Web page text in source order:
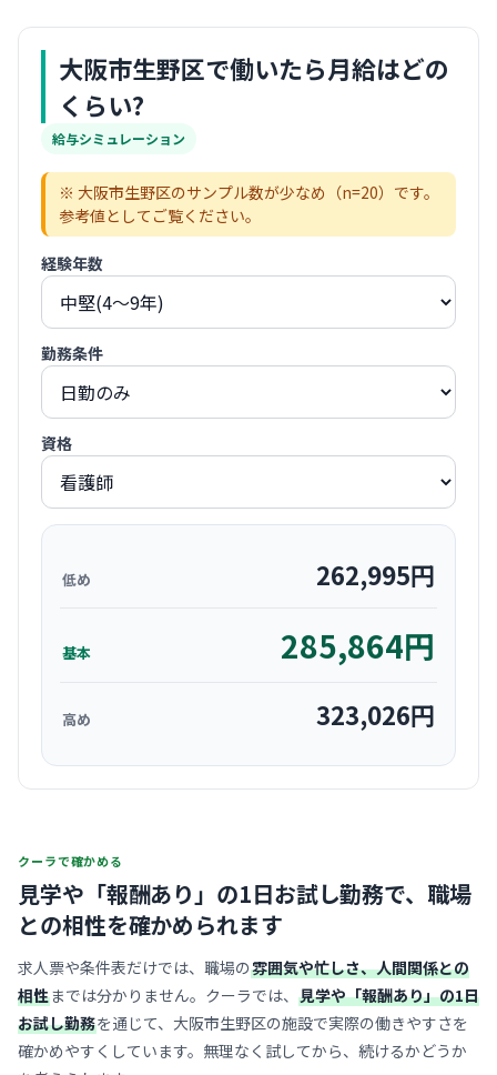
大阪市生野区で働いたら月給はどの
くらい?
給与シミュレーション
※ 大阪市生野区のサンプル数が少なめ（n=20）です。
参考値としてご覧ください。
経験年数
勤務条件
資格
低め 262,995円
基本 285,864円
高め 323,026円
クーラで確かめる
見学や「報酬あり」の1日お試し勤務で、 職場
との相性を確かめられます
求人票や条件表だけでは、職場の雰囲気や忙しさ、人間関係との
相性までは分かりません。クーラでは、 見学や「報酬あり」の1日
お試し勤務を通じて、大阪市生野区の施設で実際の働きやすさを
確かめやすくしています。無理なく試してから、続けるかどうか